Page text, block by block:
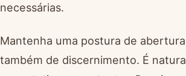
necessárias.
Mantenha uma postura de
também de discernimento. É